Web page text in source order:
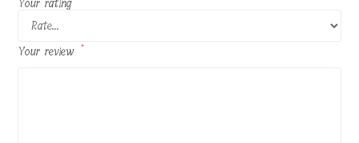
Your review *